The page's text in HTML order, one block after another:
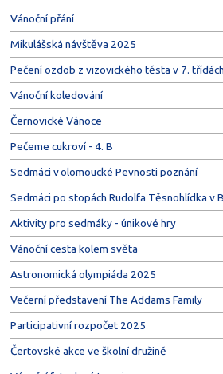
Vánoční přání
Mikulášská návštěva 2025
Pečení ozdob z vizovického těsta v 7. třídách
Vánoční koledování
Černovické Vánoce
Pečeme cukroví - 4. B
Sedmáci v olomoucké Pevnosti poznání
Sedmáci po stopách Rudolfa Těsnohlídka v
Aktivity pro sedmáky - únikové hry
Vánoční cesta kolem světa
Astronomická olympiáda 2025
Večerní představení The Addams Family
Participativní rozpočet 2025
Čertovské akce ve školní družině